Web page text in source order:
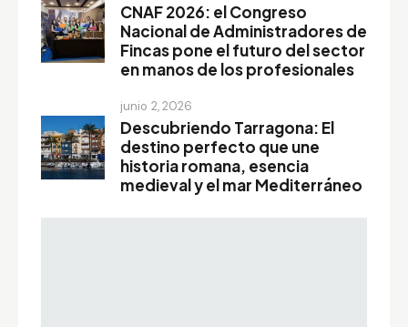
CNAF 2026: el Congreso
Nacional de Administradores de
Fincas pone el futuro del sector
en manos de los profesionales
junio 2, 2026
Descubriendo Tarragona: El
destino perfecto que une
historia romana, esencia
medieval y el mar Mediterráneo